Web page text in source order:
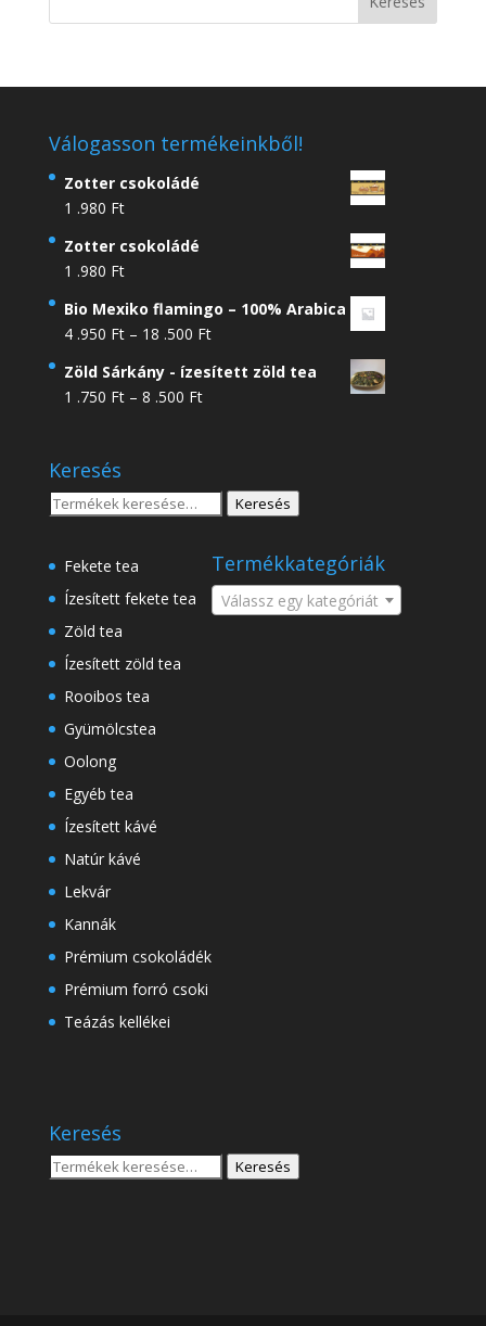
Válogasson termékeinkből!
Zotter csokoládé
1 .980 Ft
Zotter csokoládé
1 .980 Ft
Bio Mexiko flamingo – 100% Arabica
4 .950 Ft – 18 .500 FtÁrtartomány:
.950 Ft
Zöld Sárkány - ízesített zöld tea
1 .750 Ft – 8 .500 FtÁrtartomány:
8
.500 Ft
Keresés
Keresés
Keresés
Fekete tea
Ízesített fekete tea
Zöld tea
Ízesített zöld tea
Rooibos tea
Gyümölcstea
Oolong
Egyéb tea
Ízesített kávé
Natúr kávé
Lekvár
Kannák
Prémium csokoládék
Prémium forró csoki
Teázás kellékei
Termékkategóriák
Válassz egy kategóriát
Keresés
Keresés
Keresés